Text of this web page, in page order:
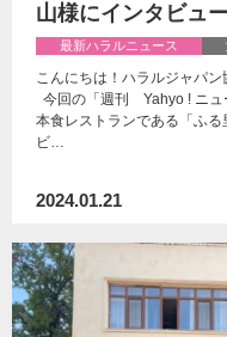
山様にインタビュ
最新ハラルニュース
こんにちは！ハラルジャパン
今回の「週刊 Yahyo ! ニュ
本食レストランである「ふ
ビ…
2024.01.21